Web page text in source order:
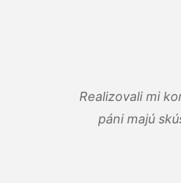
Realizovali mi
páni majú